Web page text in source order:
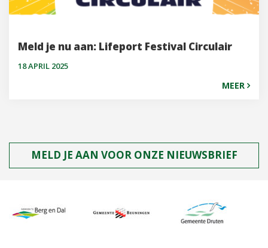
Meld je nu aan: Lifeport Festival Circulair
18 APRIL 2025
MEER
MELD JE AAN VOOR ONZE NIEUWSBRIEF